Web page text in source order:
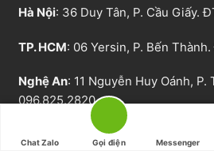
Hà Nội: 36 Duy Tân, P. Cầu Giấy.
TP. HCM: 06 Yersin, P. Bến Thành.
Nghệ An: 11 Nguyễn Huy Oánh,
096.825.2820
: 88 Waterford Dr,
Chat Zalo Gọi điện Messenger